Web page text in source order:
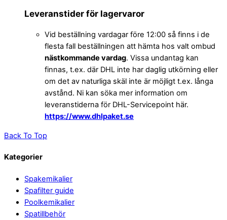
Leveranstider för lagervaror
Vid beställning vardagar före 12:00 så finns i de
flesta fall beställningen att hämta hos valt ombud
nästkommande vardag. Vissa undantag kan
finnas, t.ex. där DHL inte har daglig utkörning eller
om det av naturliga skäl inte är möjligt t.ex. långa
avstånd. Ni kan söka mer information om
leveranstiderna för DHL-Servicepoint här.
https://www.dhlpaket.se
Back To Top
Kategorier
Spakemikalier
Spafilter guide
Poolkemikalier
Spatillbehör